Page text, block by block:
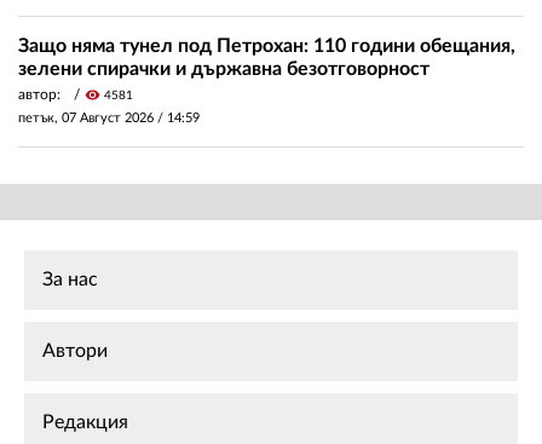
Защо няма тунел под Петрохан: 110 години обещания,
зелени спирачки и държавна безотговорност
автор: visibility 4581
петък, 07 Август 2026 / 14:59
За нас
Автори
Редакция